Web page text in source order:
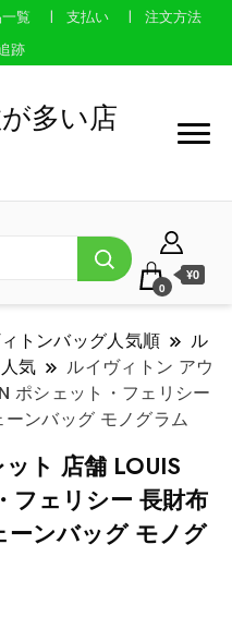
覧 支払い
注文方法
跡
多い店
0
¥0
トンバッグ人気順
ル
気
ルイヴィトン アウ
ポシェット・フェリシー
ンバッグ モノグラム
ト 店舗 LOUIS
フェリシー 長財布
ンバッグ モノグ